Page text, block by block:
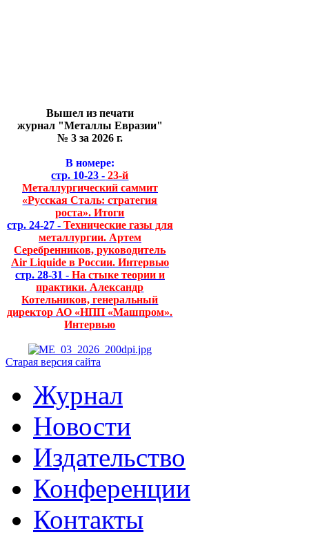
Вышел из печати
журнал "Металлы Евразии"
№ 3 за 2026 г.
В номере:
стр. 10-23 - 23-й
Металлургический саммит
«Русская Сталь: стратегия
роста». Итоги
стр. 24-27 - Технические газы для
металлургии. Артем
Серебренников, руководитель
Air Liquide в России. Интервью
стр. 28-31 - На стыке теории и
практики. Александр
Котельников, генеральный
директор АО «НПП «Машпром».
Интервью
Старая версия сайта
Журнал
Новости
Издательство
Конференции
Контакты